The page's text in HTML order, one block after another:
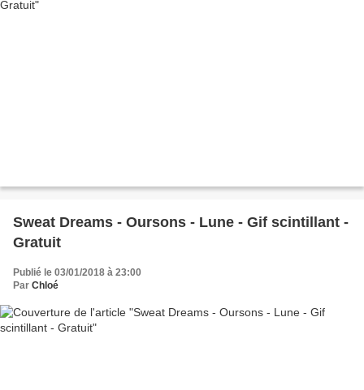
Sweat Dreams - Oursons - Lune - Gif scintillant -
Gratuit
Publié le 03/01/2018 à 23:00
Par Chloé